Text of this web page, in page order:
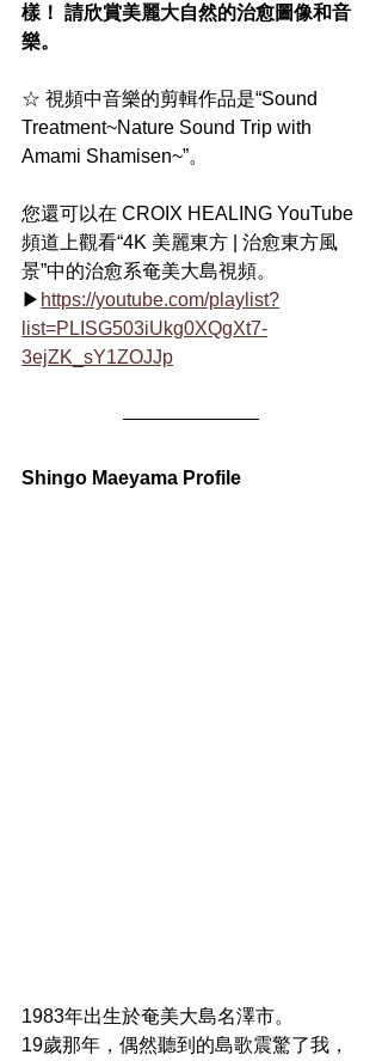
樣！ 請欣賞美麗大自然的治愈圖像和音
樂。
☆ 視頻中音樂的剪輯作品是“Sound
Treatment~Nature Sound Trip with
Amami Shamisen~”。
您還可以在 CROIX HEALING YouTube
頻道上觀看“4K 美麗東方 | 治愈東方風
景”中的治愈系奄美大島視頻。
▶ https://youtube.com/playlist?
list=PLISG503iUkg0XQgXt7-
3ejZK_sY1ZOJJp
Shingo Maeyama Profile
1983年出生於奄美大島名澤市。
19歲那年，偶然聽到的島歌震驚了我，